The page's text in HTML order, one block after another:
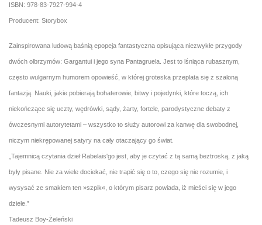
ISBN: 978-83-7927-994-4
Producent: Storybox
Zainspirowana ludową baśnią epopeja fantastyczna opisująca niezwykłe przygody
dwóch olbrzymów: Gargantui i jego syna Pantagruela. Jest to lśniąca rubasznym,
często wulgarnym humorem opowieść, w której groteska przeplata się z szaloną
fantazją. Nauki, jakie pobierają bohaterowie, bitwy i pojedynki, które toczą, ich
niekończące się uczty, wędrówki, sądy, żarty, fortele, parodystyczne debaty z
ówczesnymi autorytetami – wszystko to służy autorowi za kanwę dla swobodnej,
niczym niekrępowanej satyry na cały otaczający go świat.
„Tajemnicą czytania dzieł Rabelais'go jest, aby je czytać z tą samą beztroską, z jaką
były pisane. Nie za wiele dociekać, nie trapić się o to, czego się nie rozumie, i
wysysać ze smakiem ten »szpik«, o którym pisarz powiada, iż mieści się w jego
dziele.”
Tadeusz Boy-Żeleński